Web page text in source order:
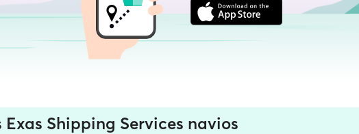
Exas Shipping Services navios